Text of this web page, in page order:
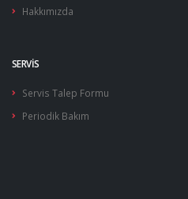
Hakkımızda
SERVIS
Servis Talep Formu
Periodik Bakım